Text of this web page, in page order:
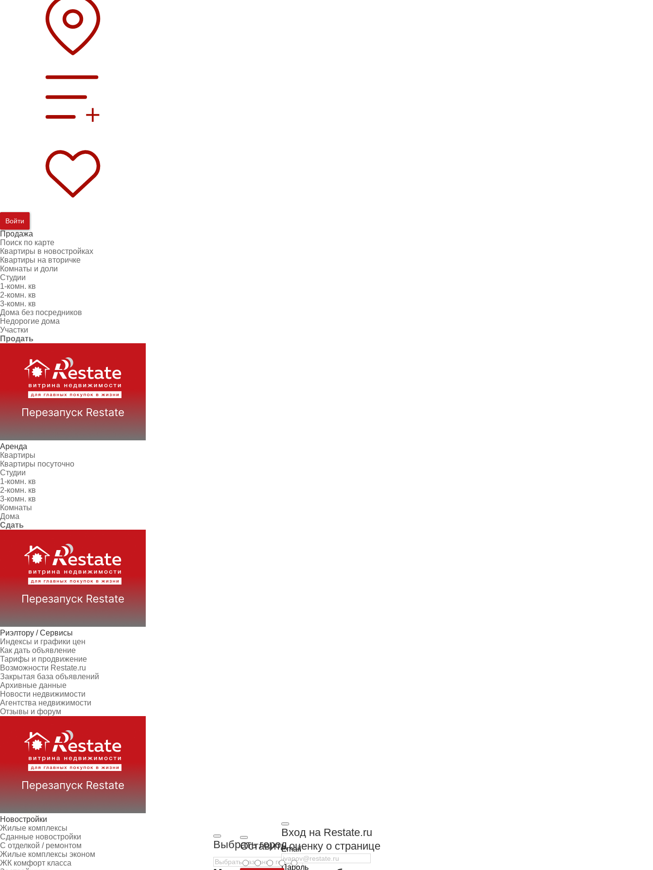
Войти
Продажа
Поиск по карте
Квартиры в новостройках
Квартиры на вторичке
Комнаты и доли
Студии
1-комн. кв
2-комн. кв
3-комн. кв
Дома без посредников
Недорогие дома
Участки
Продать
Аренда
Квартиры
Квартиры посуточно
Студии
1-комн. кв
2-комн. кв
3-комн. кв
Комнаты
Дома
Сдать
Риэлтору / Сервисы
Индексы и графики цен
Как дать объявление
Тарифы и продвижение
Возможности Restate.ru
Закрытая база объявлений
Архивные данные
Новости недвижимости
Агентства недвижимости
Отзывы и форум
Новостройки
Жилые комплексы
Сданные новостройки
С отделкой / ремонтом
Жилые комплексы эконом
ЖК комфорт класса
Выбрать город
Вход на Restate.ru
Email
Пароль
Оставить оценку о странице